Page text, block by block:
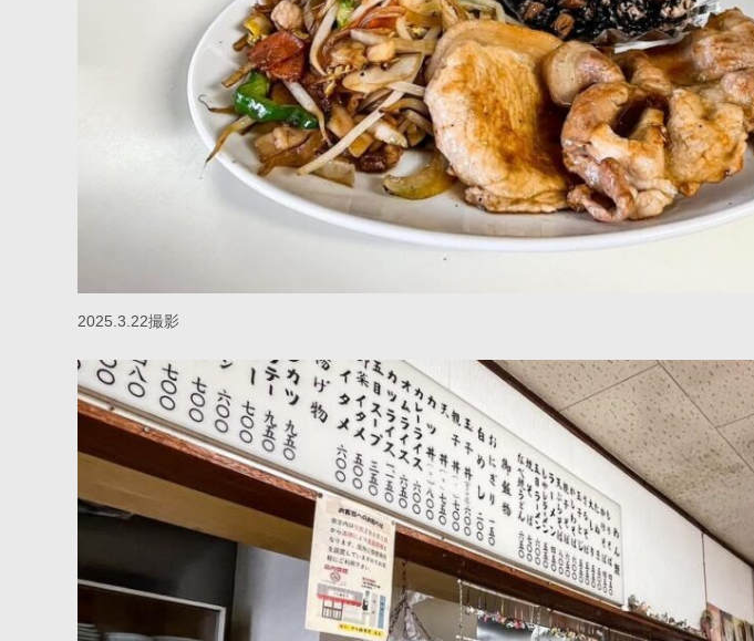
2025.3.22撮影